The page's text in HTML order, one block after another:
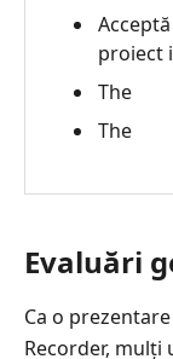
AnyMP4
Screen
Recorder
proiect
The
The
Evaluări
Ca o
Recorder,